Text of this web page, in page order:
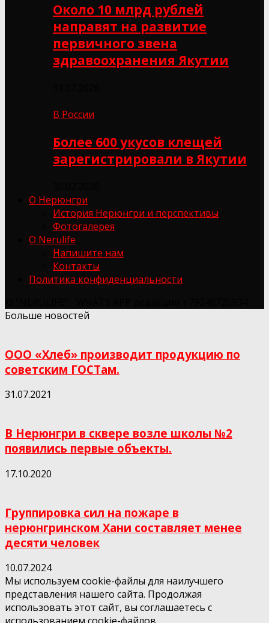
Около 10 млрд рублей
направят на развитие
первичного звена
здравоохранения Якутии
В России
Более 600 укусов клещей
зарегистрировали в Якутии
О Нерюнгри
История Нерюнгри и перспективы
Фотогалерея
О Nerulife
Напишите нам
Контакты
Политика конфиденциальности
Больше новостей
ООО «Хлеб» производит продукцию по
советским ГОСТам.
31.07.2021
В Нерюнгри в сквере возле школы №2
появились первые объекты.
17.10.2020
Группировка сил на пожаре в
нерюнгринском Хани составляет менее
десяти человек
10.07.2024
Мы используем cookie-файлы для наилучшего
представления нашего сайта. Продолжая
использовать этот сайт, вы соглашаетесь с